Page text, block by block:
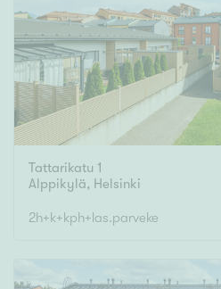
Hinta
000
Pinta-ala
Tattarikatu 1
Alppikylä, Helsinki
2h+k+kph+las.parveke